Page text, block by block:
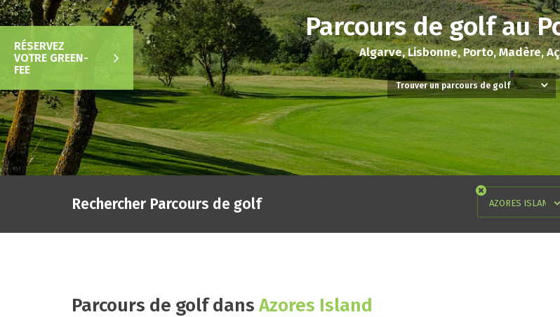
Parcours de golf au
Algarve, Lisbonne, Porto, Madère,
RÉSERVEZ
VOTRE GREEN-
FEE
Rechercher Parcours de golf
Parcours de golf dans Azores Island